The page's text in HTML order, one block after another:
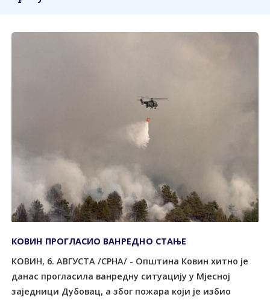
КОВИН ПРОГЛАСИО ВАНРЕДНО СТАЊЕ
КОВИН, 6. АВГУСТА /СРНА/ - Општина Ковин хитно је
данас прогласила ванредну ситуацију у Мјесној
заједници Дубовац, а због пожара који је избио